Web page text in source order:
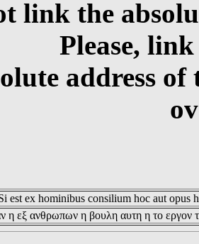
link the
Please,
address
est ex hominibus consilium hoc aut opus
η εξ ανθρωπων η βουλη αυτη η το εργον